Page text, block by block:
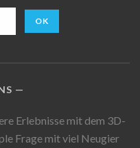
Erlebnisse mit dem 3D-
Frage mit viel Neugier